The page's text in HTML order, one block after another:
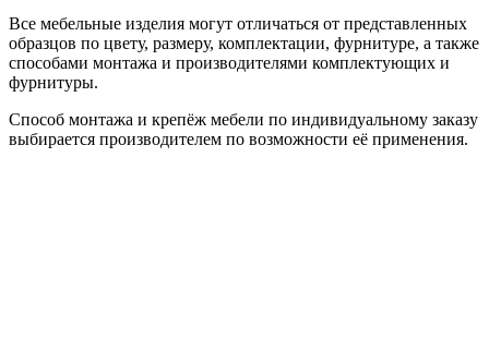
Все мебельные изделия могут отличаться от представленных
образцов по цвету, размеру, комплектации, фурнитуре, а также
способами монтажа и производителями комплектующих и
фурнитуры.
Способ монтажа и крепёж мебели по индивидуальному заказу
выбирается производителем по возможности её применения.